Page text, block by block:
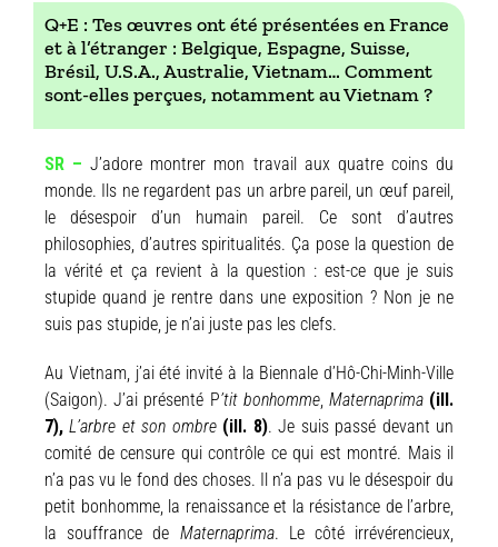
Q+E : Tes œuvres ont été présentées en France
et à l’étranger : Belgique, Espagne, Suisse,
Brésil, U.S.A., Australie, Vietnam… Comment
sont-elles perçues, notamment au Vietnam ?
SR –J’adore montrer mon travail aux quatre coins du
monde. Ils ne regardent pas un arbre pareil, un œuf pareil,
le désespoir d’un humain pareil. Ce sont d’autres
philosophies, d’autres spiritualités. Ça pose la question de
la vérité et ça revient à la question : est-ce que je suis
stupide quand je rentre dans une exposition ? Non je ne
suis pas stupide, je n’ai juste pas les clefs.
Au Vietnam, j’ai été invité à la Biennale d’Hô-Chi-Minh-Ville
(Saigon). J’ai présenté P’tit bonhomme, Maternaprima (ill.
7), L’arbre et son ombre (ill. 8). Je suis passé devant un
comité de censure qui contrôle ce qui est montré. Mais il
n’a pas vu le fond des choses. Il n’a pas vu le désespoir du
petit bonhomme, la renaissance et la résistance de l’arbre,
la souffrance de Maternaprima. Le côté irrévérencieux,